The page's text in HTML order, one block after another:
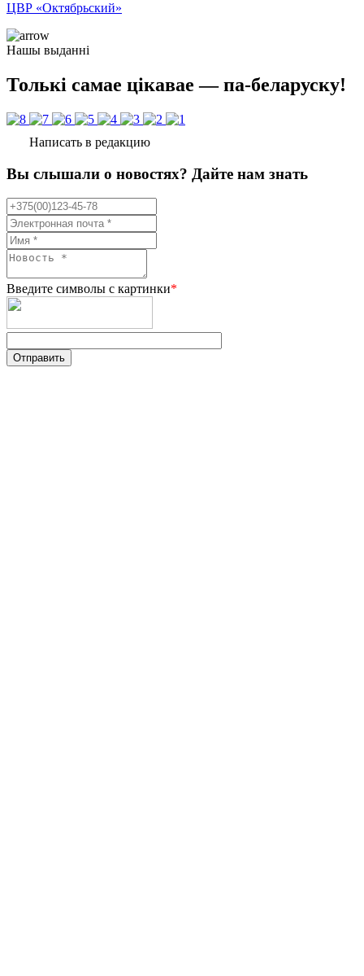
ЦВР «Октябрьский»
Нашы выданні
Толькі самае цікавае — па-беларуску!
Написать в редакцию
Вы слышали о новостях? Дайте нам знать
Введите символы с картинки*
Отправить